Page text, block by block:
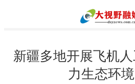
新疆多地开展飞机
力生态环